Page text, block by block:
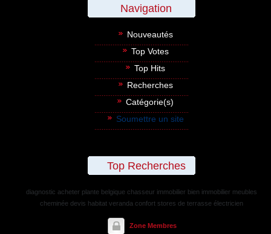
Navigation
Nouveautés
Top Votes
Top Hits
Recherches
Catégorie(s)
Soumettre un site
Top Recherches
diagnostic acheter plante belgique chasseur immobilier bien immobilier meubles
cheminée devis habitat veranda confort stores de terrasse électricien
Zone Membres